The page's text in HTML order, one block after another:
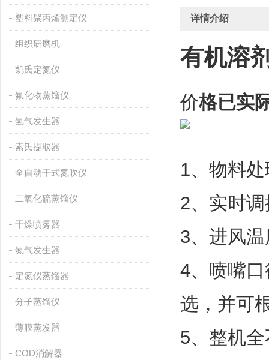
塑料聚丙烯测定仪
组织研磨机
凯氏定氮仪
氟化物蒸馏仪
氢气发生器
索氏提取器
全自动干式氮吹仪
二氧化硫蒸馏仪
干燥喷雾器
氮气发生器
定氮仪蒸馏器
分子蒸馏仪
薄膜蒸发器
COD消解器
详情介绍
有机溶
价格已实
1、物料
2、实时
3、进风
4、喷嘴
选，并可
5、整机